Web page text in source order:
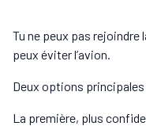
Tu ne peux pas rejoindre
peux éviter l’avion.
Deux options
La première, plus